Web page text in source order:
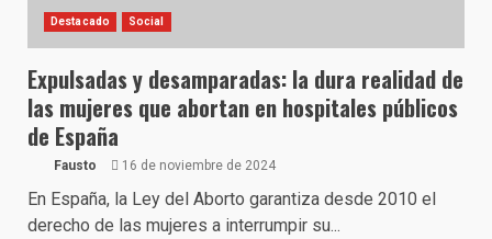
Destacado Social
Expulsadas y desamparadas: la dura realidad de
las mujeres que abortan en hospitales públicos
de España
Fausto 16 de noviembre de 2024
En España, la Ley del Aborto garantiza desde 2010 el
derecho de las mujeres a interrumpir su...